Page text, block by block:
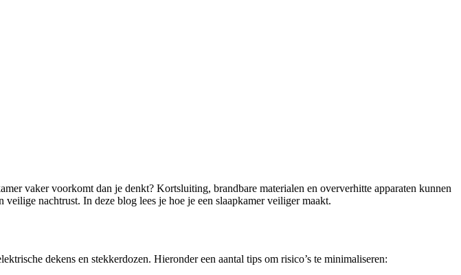
vaker voorkomt dan je denkt? Kortsluiting, brandbare materialen en oververhitte apparaten kunnen
nachtrust. In deze blog lees je hoe je een slaapkamer veiliger maakt.
dekens en stekkerdozen. Hieronder een aantal tips om risico’s te minimaliseren: